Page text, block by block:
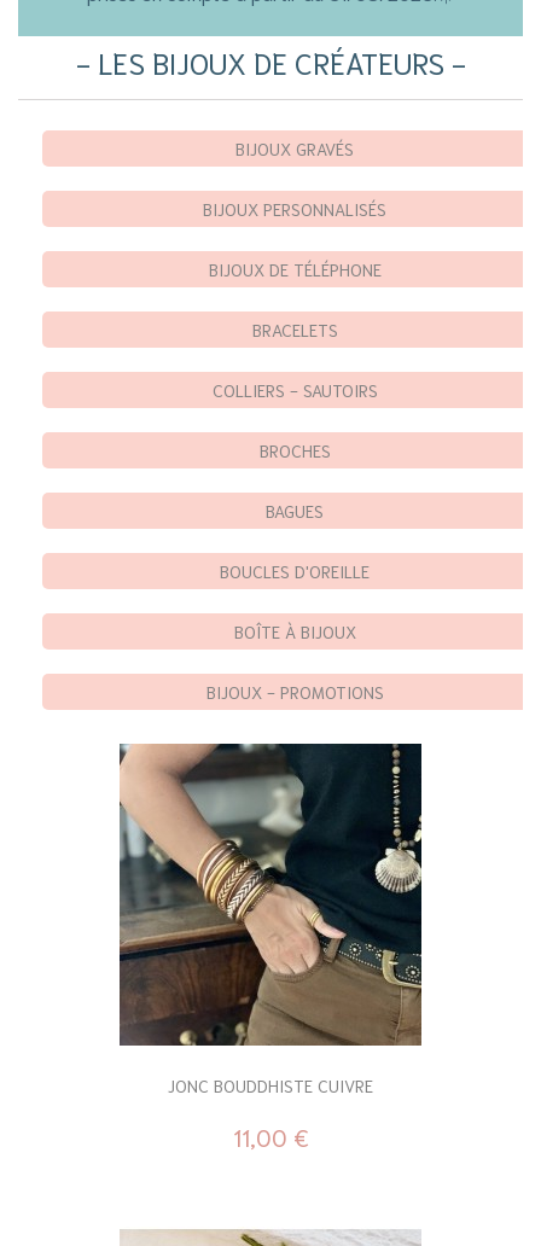
LES BIJOUX DE CRÉATEURS
BIJOUX GRAVÉS
BIJOUX PERSONNALISÉS
BIJOUX DE TÉLÉPHONE
BRACELETS
COLLIERS - SAUTOIRS
BROCHES
BAGUES
BOUCLES D'OREILLE
BOÎTE À BIJOUX
BIJOUX - PROMOTIONS
JONC BOUDDHISTE CUIVRE
11,00 €